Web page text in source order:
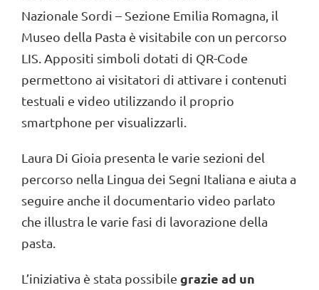
Nazionale Sordi – Sezione Emilia Romagna, il
Museo della Pasta è visitabile con un percorso
LIS. Appositi simboli dotati di QR-Code
permettono ai visitatori di attivare i contenuti
testuali e video utilizzando il proprio
smartphone per visualizzarli.
Laura Di Gioia presenta le varie sezioni del
percorso nella Lingua dei Segni Italiana e aiuta a
seguire anche il documentario video parlato
che illustra le varie fasi di lavorazione della
pasta.
L’iniziativa è stata possibile grazie ad un